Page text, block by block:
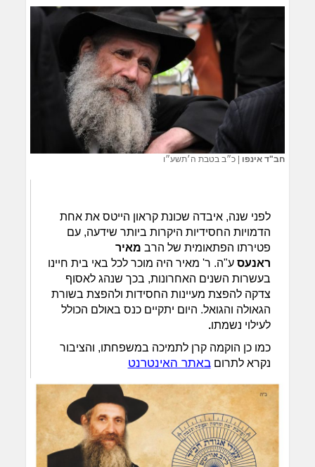
חב"ד אינפו |כ״ב בטבת ה׳תשע״ו
לפני שנה, איבדה שכונת קראון הייטס את אחת
הדמויות החסידיות היקרות ביותר שידעה, עם
פטירתו הפתאומית של הרב מאיר
ראנעסע"ה. ר' מאיר היה מוכר לכל באי בית חיינו
בעשרות השנים האחרונות, בכך שנהג לאסוף
צדקה להפצת מעיינות החסידות ולהפצת בשורת
הגאולה והגואל. היום יתקיים כנס באולם הכולל
לעילוי נשמתו.
כמו כן הוקמה קרן לתמיכה במשפחתו, והציבור
נקרא לתרוםבאתר האינטרנט